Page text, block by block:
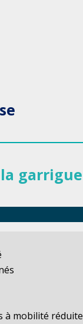
garrigue
à mobilité réduite